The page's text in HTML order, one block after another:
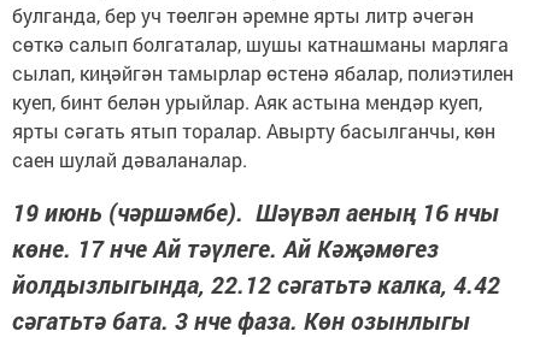
булганда, бер уч төелгән әремне ярты литр әчегән
сөткә салып болгаталар, шушы катнашманы марляга
сылап, киңәйгән тамырлар өстенә ябалар, полиэтилен
куеп, бинт белән урыйлар. Аяк астына мендәр куеп,
ярты сәгать ятып торалар. Авырту басылганчы, көн
саен шулай дәваланалар.
19 июнь (чәршәмбе). Шәүвәл аеның 16 нчы
көне. 17 нче Ай тәүлеге. Ай Кәҗәмөгез
йолдызлыгында, 22.12 сәгатьтә калка, 4.42
сәгатьтә бата. 3 нче фаза. Көн озынлыгы